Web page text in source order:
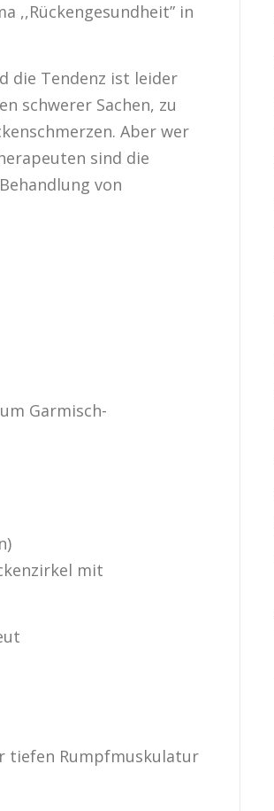
,,Rückengesundheit” in
die Tendenz ist leider
schwerer Sachen, zu
Aber wer
sind die
von
Garmisch-
mit
tiefen Rumpfmuskulatur